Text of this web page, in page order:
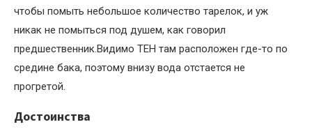
чтобы помыть небольшое количество тарелок, и уж
никак не помыться под душем, как говорил
предшественник.Видимо ТЕН там расположен где-то по
средине бака, поэтому внизу вода отстается не
прогретой.
Достоинства